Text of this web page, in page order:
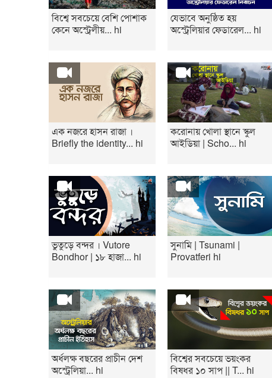
বিশ্বে সবচেয়ে বেশি পোশাক
কেনে অস্ট্রেলীয়... hi
যেভাবে অনুষ্ঠিত হয়
অস্ট্রেলিয়ার ফেডারেল... hi
এক নজরে হাসন রাজা ।
Briefly the identity... hi
করোনায় খোলা স্থানে স্কুল
আইডিয়া | Scho... hi
ভুতুড়ে বন্দর । Vutore
Bondhor | ১৮ হাজা... hi
সুনামি | Tsunami |
Provatferi hi
অর্ধলক্ষ বছরের প্রাচীন দেশ
অস্ট্রেলিয়া... hi
বিশ্বের সবচেয়ে ভয়ংকর
বিষধর ১০ সাপ || T... hi